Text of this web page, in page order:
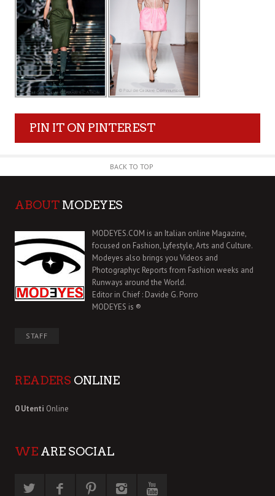
PIN IT ON PINTEREST
BACK TO TOP
ABOUT MODEYES
MODEYES.COM is an Italian online Magazine,
focused on Fashion, Lyfestyle, Arts and Culture.
Modeyes also brings you Videos and
Photographyc Reports from Fashion weeks and
Runways around the World.
Editor in Chief : Davide G. Porro
MODEYES is ®
STAFF
READERS ONLINE
0 Utenti Online
WE ARE SOCIAL